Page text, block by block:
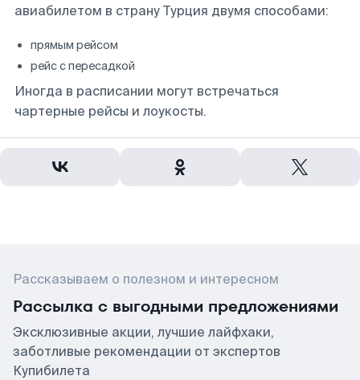
авиабилетом в страну Турция двумя способами:
прямым рейсом
рейс с пересадкой
Иногда в расписании могут встречаться
чартерные рейсы и лоукосты.
Рассказываем о полезном и интересном
Рассылка с выгодными предложениями
Эксклюзивные акции, лучшие лайфхаки,
заботливые рекомендации от экспертов
Купибилета